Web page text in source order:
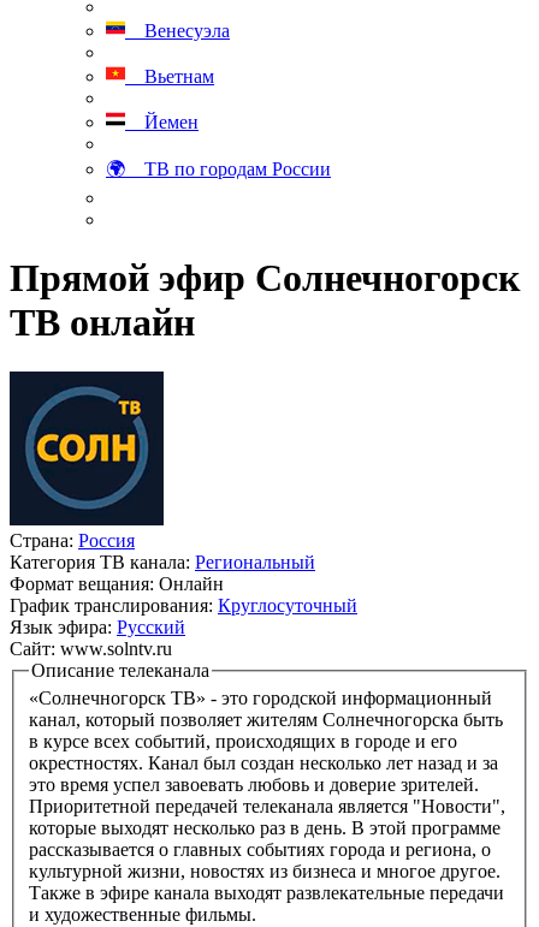
Венесуэла
Вьетнам
Йемен
🌍 ТВ по городам России
Прямой эфир Солнечногорск
ТВ онлайн
Страна: Россия
Категория ТВ канала: Региональный
Формат вещания: Онлайн
График транслирования: Круглосуточный
Язык эфира: Русский
Сайт: www.solntv.ru
Описание телеканала
«Солнечногорск ТВ» - это городской информационный
канал, который позволяет жителям Солнечногорска быть
в курсе всех событий, происходящих в городе и его
окрестностях. Канал был создан несколько лет назад и за
это время успел завоевать любовь и доверие зрителей.
Приоритетной передачей телеканала является "Новости",
которые выходят несколько раз в день. В этой программе
рассказывается о главных событиях города и региона, о
культурной жизни, новостях из бизнеса и многое другое.
Также в эфире канала выходят развлекательные передачи
и художественные фильмы.